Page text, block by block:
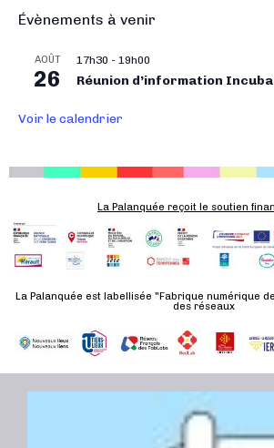
o
n
m
t
Évènements à venir
AOÛT
26
17h30 - 19h00
Réunion d’information
Voir le calendrier
La Palanquée reçoit le soutien
La Palanquée est labellisée "Fabrique numérique
des réseaux